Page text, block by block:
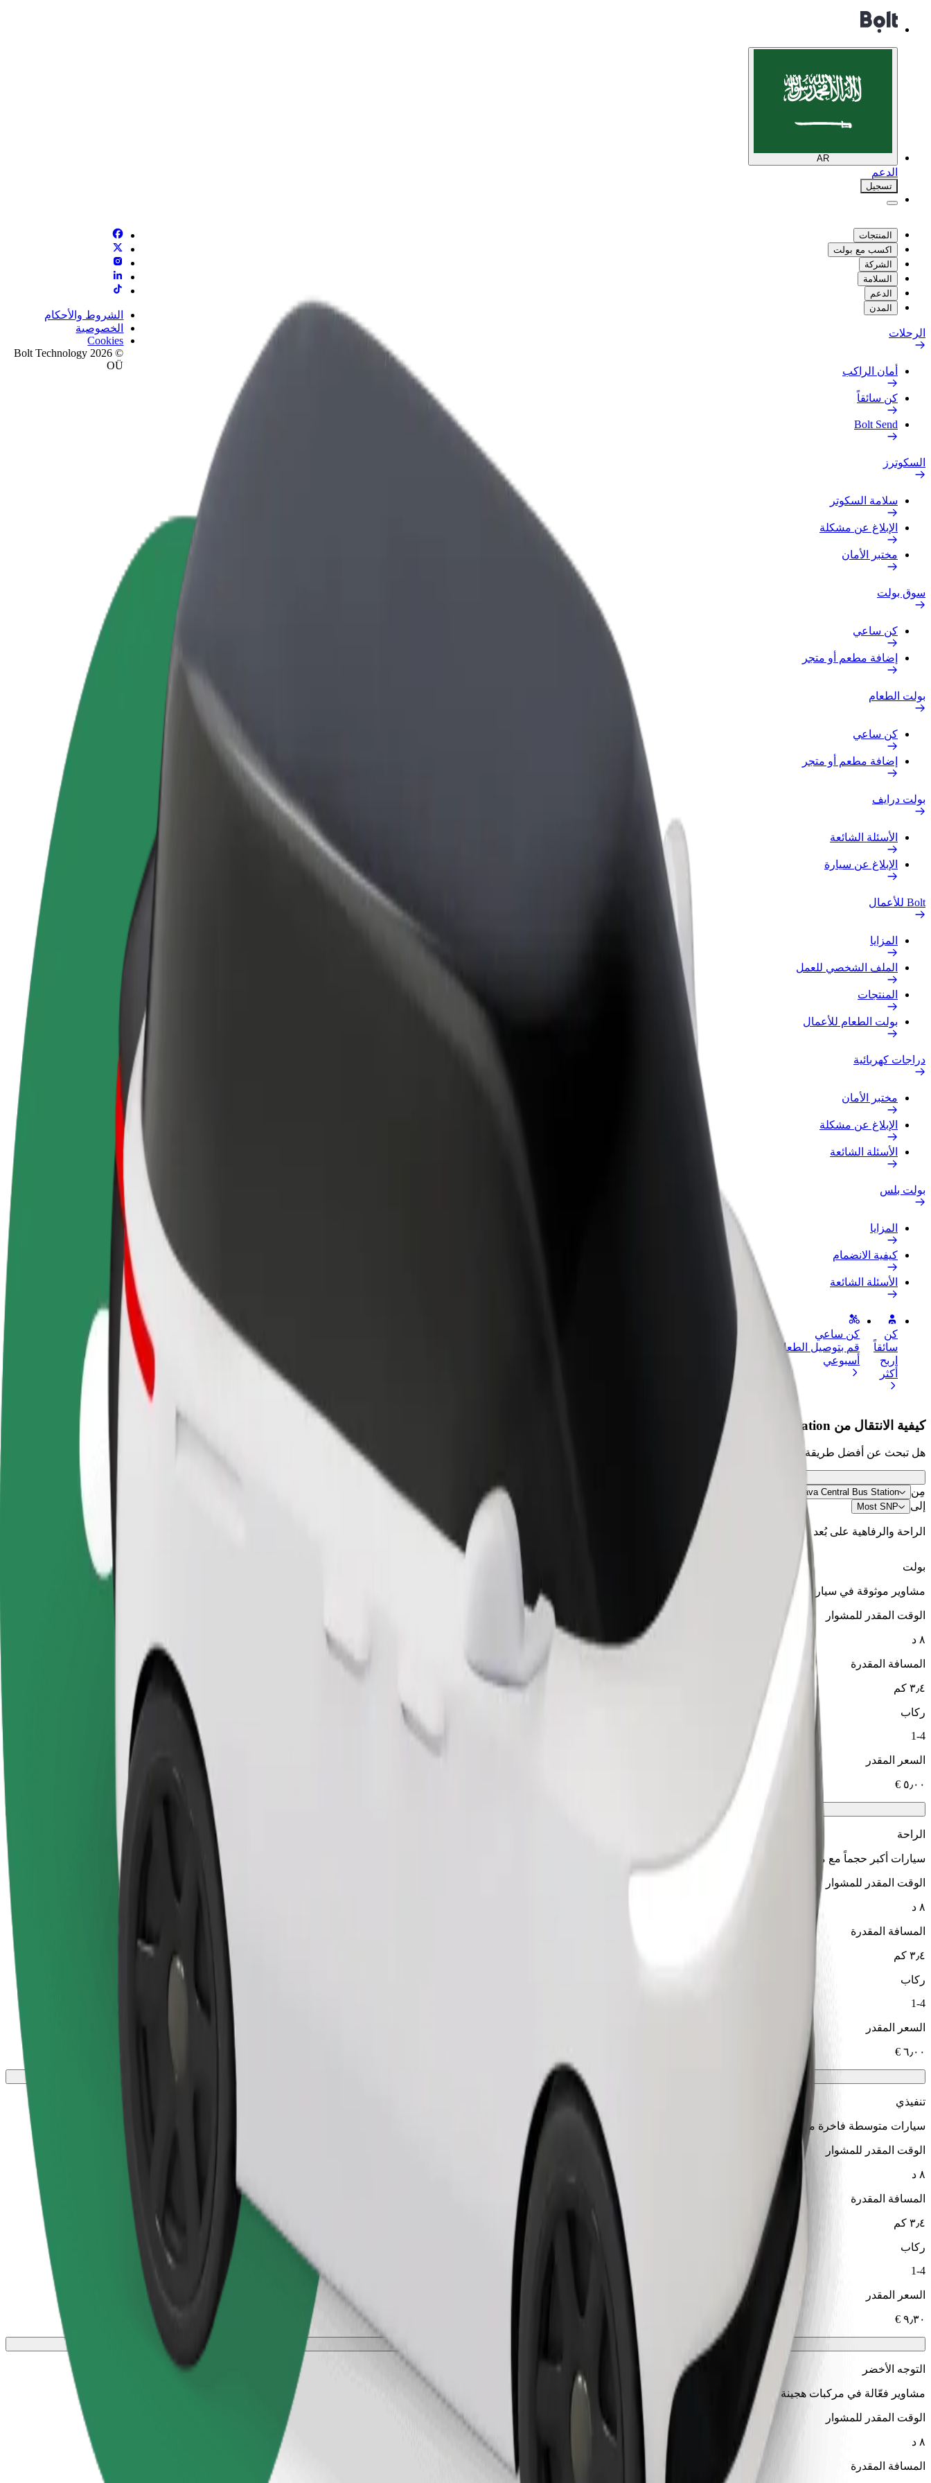
AR
الدعم
تسجيل
المنتجات
اكسب مع بولت
الشركة
السلامة
الدعم
المدن
الرحلات
أمان الراكب
كن سائقاً
Bolt Send
السكوترز
سلامة السكوتر
الإبلاغ عن مشكلة
مختبر الأمان
سوق بولت
كن ساعي
إضافة مطعم أو متجر
بولت الطعام
كن ساعي
إضافة مطعم أو متجر
بولت درايف
الأسئلة الشائعة
الإبلاغ عن سيارة
Bolt للأعمال
المزايا
الملف الشخصي للعمل
المنتجات
بولت الطعام للأعمال
دراجات كهربائية
مختبر الأمان
الإبلاغ عن مشكلة
الأسئلة الشائعة
بولت بلس
المزايا
كيفية الانضمام
الأسئلة الشائعة
كن
سائقاً
اربح
أكثر
كن ساعي
قم بتوصيل الطعام واحصل على أجر
أسبوعي
منتجات وخدمات بولت تم تطويرها
الشروط والأحكام
الخصوصية
Cookies
© 2026 Bolt Technology
OÜ
كيفية الانتقال من Bratislava Central Bus Station إلى Most SNP
هل تبحث عن أفضل طريقة للانتقال من Bratislava Central Bus Station إلى Most SNP؟ اطّلع على خدماتنا واختر الأنسب لمشوارك.
مِن Bratislava Central Bus Station
إلى Most SNP
الراحة والرفاهية على بُعد نقرات فقط!
بولت
مشاوير موثوقة في سيارات متوسطة الحجم ويومية.
الوقت المقدر للمشوار
٨ د
المسافة المقدرة
٣٫٤ كم
ركاب
1-4
السعر المقدر
الراحة
سيارات أكبر حجماً مع مساحة أكبر للأرجل والتخزين
الوقت المقدر للمشوار
٨ د
المسافة المقدرة
٣٫٤ كم
ركاب
1-4
السعر المقدر
تنفيذي
سيارات متوسطة فاخرة مع خدمات راقية
الوقت المقدر للمشوار
٨ د
المسافة المقدرة
٣٫٤ كم
ركاب
1-4
السعر المقدر
التوجه الأخضر
مشاوير فعّالة في مركبات هجينة وكهربائية
الوقت المقدر للمشوار
٨ د
المسافة المقدرة